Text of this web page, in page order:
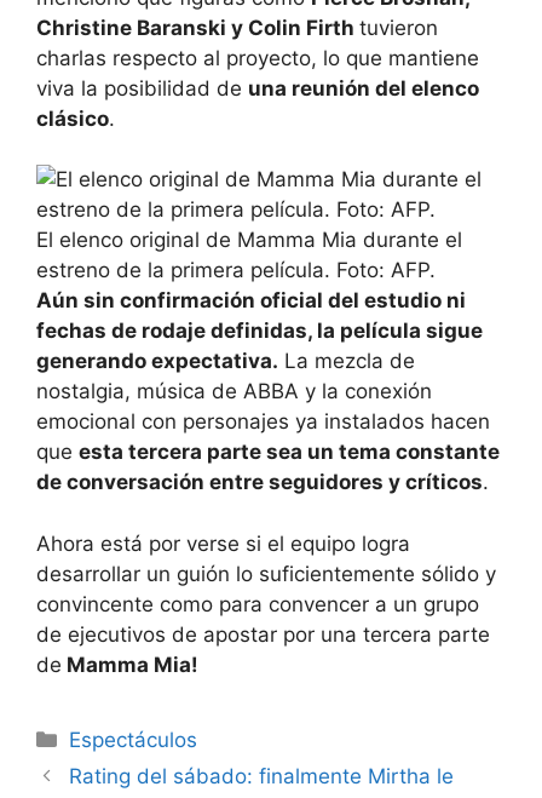
Christine Baranski y Colin Firth tuvieron
charlas respecto al proyecto, lo que mantiene
viva la posibilidad de una reunión del elenco
clásico.
El elenco original de Mamma Mia durante el
estreno de la primera película. Foto: AFP.
Aún sin confirmación oficial del estudio ni
fechas de rodaje definidas, la película sigue
generando expectativa. La mezcla de
nostalgia, música de ABBA y la conexión
emocional con personajes ya instalados hacen
que esta tercera parte sea un tema constante
de conversación entre seguidores y críticos.
Ahora está por verse si el equipo logra
desarrollar un guión lo suficientemente sólido y
convincente como para convencer a un grupo
de ejecutivos de apostar por una tercera parte
de Mamma Mia!
Espectáculos
Rating del sábado: finalmente Mirtha le